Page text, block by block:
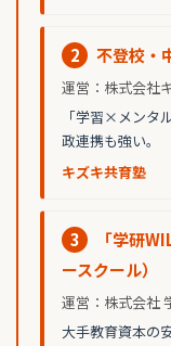
2 不登校・
運営：株式会社
「学習×メンタ
政連携も強い。
キズキ共育塾
3
「学研
ースクール）
運営：株式会社
大手教育資本の